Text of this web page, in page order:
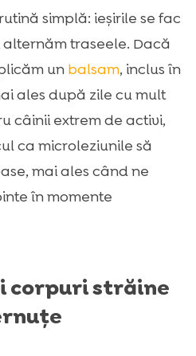
simplă: ieșirile se fac
traseele. Dacă
un balsam, inclus în
ales după zile cu mult
câinii extrem de activi,
ca microleziunile să
mai ales când ne
în momente
corpuri străine